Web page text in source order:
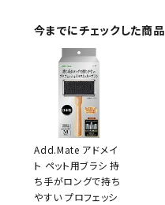
今までにチェックした商品
Add.Mate アドメイ
ト ペット用ブラシ 持
ち手がロングで持ち
やすい プロフェッシ